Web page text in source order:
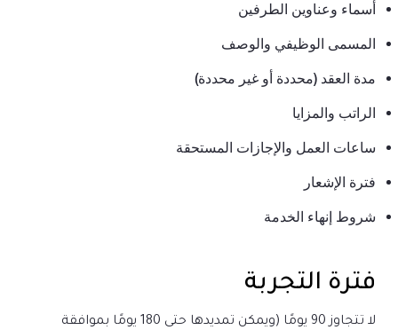
أسماء وعناوين الطرفين
المسمى الوظيفي والوصف
مدة العقد (محددة أو غير محددة)
الراتب والمزايا
ساعات العمل والإجازات المستحقة
فترة الإشعار
شروط إنهاء الخدمة
فترة التجربة
لا تتجاوز 90 يومًا (ويمكن تمديدها حتى 180 يومًا بموافقة